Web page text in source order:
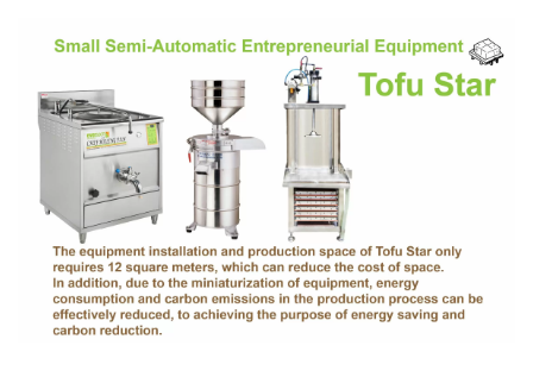
PRODUCCIÓN DE TOFU,
LÍNEA DE PRODUCCIÓN
DE TOFU, PRECIO DE
LÍNEA DE PRODUCCIÓN
DE TOFU, FABRICANTE
DE TOFU, MÁQUINA